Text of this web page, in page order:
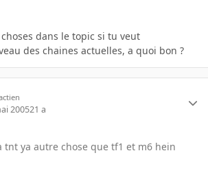
dans le topic si tu veut
des chaines actuelles, a quoi bon ?
200521 a
tnt ya autre chose que tf1 et m6 hein